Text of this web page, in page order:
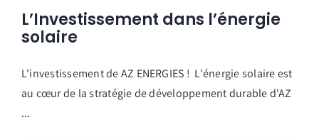
L’Investissement dans l’énergie
solaire
L'investissement de AZ ENERGIES ! L'énergie solaire est
au cœur de la stratégie de développement durable d'AZ
...